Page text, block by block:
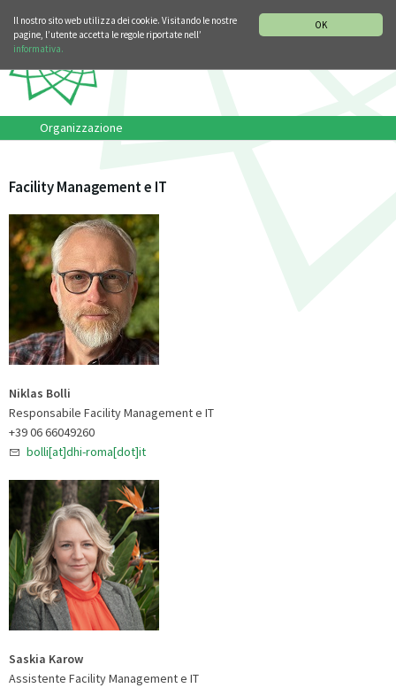
OK
Il nostro sito web utilizza dei cookie. Visitando le nostre
pagine, l’utente accetta le regole riportate nell’
informativa.
Organizzazione
Facility Management e IT
Niklas Bolli
Responsabile Facility Management e IT
+39 06 66049260
bolli[at]dhi-roma[dot]it
Saskia Karow
Assistente Facility Management e IT